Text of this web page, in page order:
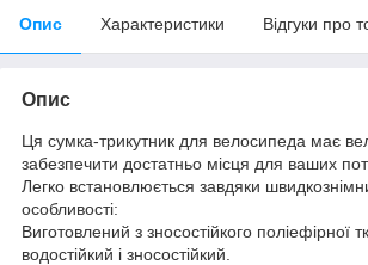
Опис Характеристики Відгуки про
Опис
Ця сумка-трикутник для велосипеда має
забезпечити достатньо місця для ваших
Легко встановлюється завдяки
особливості:
Виготовлений з зносостійкого поліефірної
водостійкий і зносостійкий.